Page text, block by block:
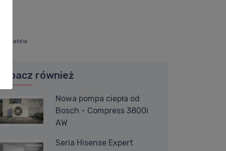
Zobacz również
Nowa pompa ciepła od
Bosch - Compress 3800i
AW
Seria Hisense Expert